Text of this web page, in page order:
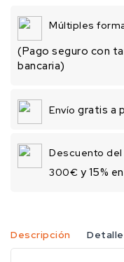
Múltiples
(Pago seguro con
bancaria)
Envío gratis a
Descuento del
300€ y 15%
Descripción